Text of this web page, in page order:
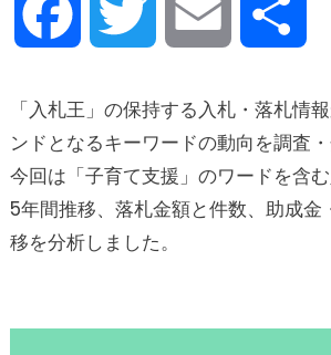
Facebook Twitter Email
「入札王」の保持する入札・落札情
ンドとなるキーワードの動向を調査・
今回は「子育て支援」のワードを含
5年間推移、落札金額と件数、助成金
移を分析しました。